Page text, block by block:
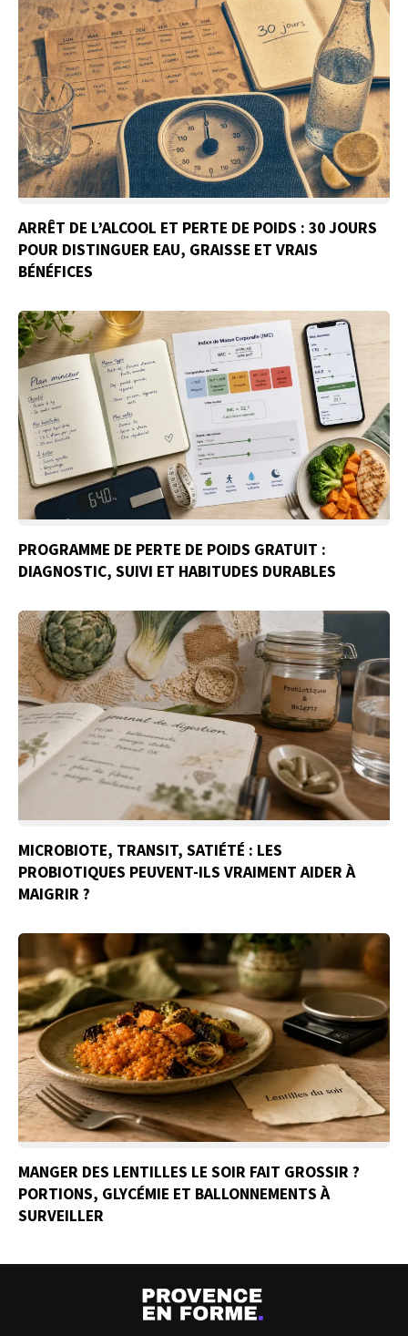
ARRÊT DE L’ALCOOL ET PERTE DE POIDS : 30 JOURS
POUR DISTINGUER EAU, GRAISSE ET VRAIS
BÉNÉFICES
PROGRAMME DE PERTE DE POIDS GRATUIT :
DIAGNOSTIC, SUIVI ET HABITUDES DURABLES
MICROBIOTE, TRANSIT, SATIÉTÉ : LES
PROBIOTIQUES PEUVENT-ILS VRAIMENT AIDER À
MAIGRIR ?
MANGER DES LENTILLES LE SOIR FAIT GROSSIR ?
PORTIONS, GLYCÉMIE ET BALLONNEMENTS À
SURVEILLER